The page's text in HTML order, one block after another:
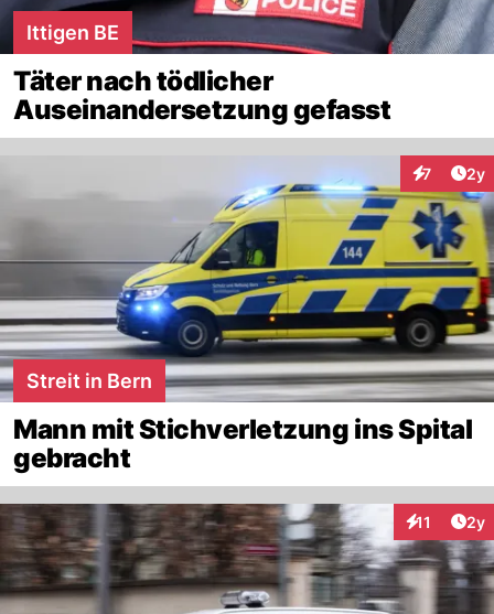
Ittigen BE
Täter nach tödlicher
Auseinandersetzung gefasst
7 2y
Streit in Bern
Mann mit Stichverletzung ins Spital
gebracht
11 2y